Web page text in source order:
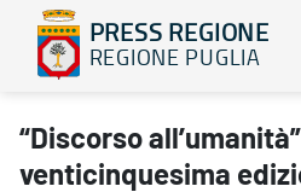
PRESS REGIONE
REGIONE PUGLIA
“Discorso all’umanità”: arriva la
“Discorso
venticinquesima